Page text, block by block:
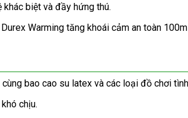
biệt và đầy hứng thú.
bao cao su latex và các loại đồ chơi
chịu.